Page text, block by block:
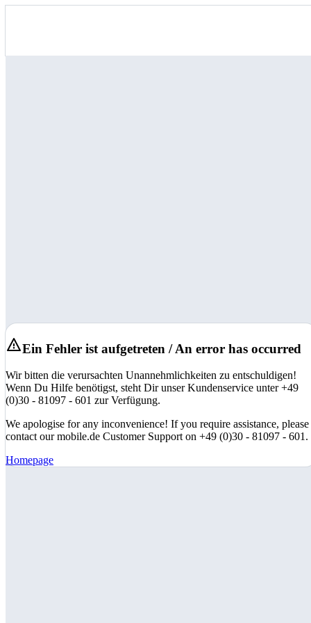
Ein Fehler ist aufgetreten / An error has occurred
Wir bitten die verursachten Unannehmlichkeiten zu entschuldigen!
Wenn Du Hilfe benötigst, steht Dir unser Kundenservice unter +49
(0)30 - 81097 - 601 zur Verfügung.
We apologise for any inconvenience! If you require assistance, please
contact our mobile.de Customer Support on +49 (0)30 - 81097 - 601.
Homepage